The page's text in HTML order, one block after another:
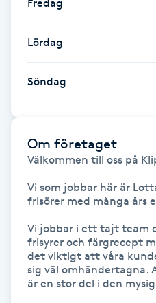
Gua Sha-massage
Hatha Yoga
Headspa
Healing
Herrklippning
HIFU
Hollywood Peel
Fredag
Lördag
Söndag
Om företaget
Välkommen till oss på
Vi som jobbar här är
frisörer med många års
Vi jobbar i ett tajt team
frisyrer och färgrecept
det viktigt att våra
sig väl omhändertagna.
är en stor del i den